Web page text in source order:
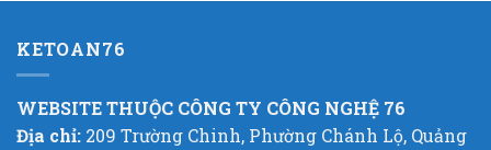
KETOAN76
WEBSITE THUỘC CÔNG TY CÔNG NGHỆ 76
Địa chỉ: 209 Trường Chinh, Phường Chánh Lộ, Quảng